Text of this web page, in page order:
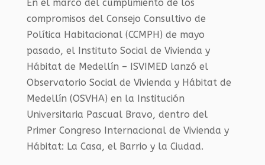
En el marco del cumplimiento de los
compromisos del Consejo Consultivo de
Política Habitacional (CCMPH) de mayo
pasado, el Instituto Social de Vivienda y
Hábitat de Medellín – ISVIMED lanzó el
Observatorio Social de Vivienda y Hábitat de
Medellín (OSVHA) en la Institución
Universitaria Pascual Bravo, dentro del
Primer Congreso Internacional de Vivienda y
Hábitat: La Casa, el Barrio y la Ciudad.